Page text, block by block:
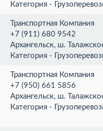
Категория -
Транспортная Компания
+7 (911) 680 9542
Архангельск, ш.
Категория -
Транспортная Компания
+7 (950) 661 5856
Архангельск, ш.
Категория -